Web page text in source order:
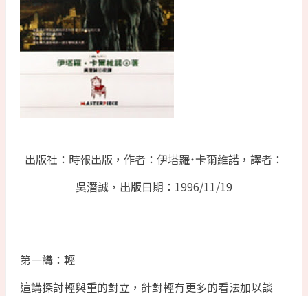
出版社：時報出版，作者：伊塔羅˙卡爾維諾，譯者：
吳潛誠，出版日期：1996/11/19
第一講：輕
這講探討輕與重的對立，針對輕有更多的看法加以談